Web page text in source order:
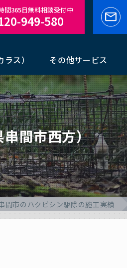
ス） その他サービス
間365日無料相談受付中
949-580
間市西方）
間市のハクビシン駆除の施工実績